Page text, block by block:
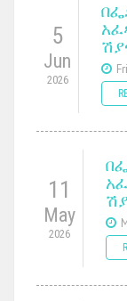
5
Jun
2026
11
May
2026